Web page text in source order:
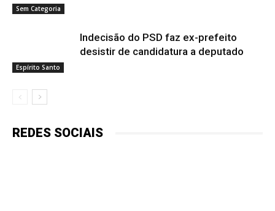
Sem Categoria
Espírito Santo
Indecisão do PSD faz ex-prefeito
desistir de candidatura a deputado
REDES SOCIAIS